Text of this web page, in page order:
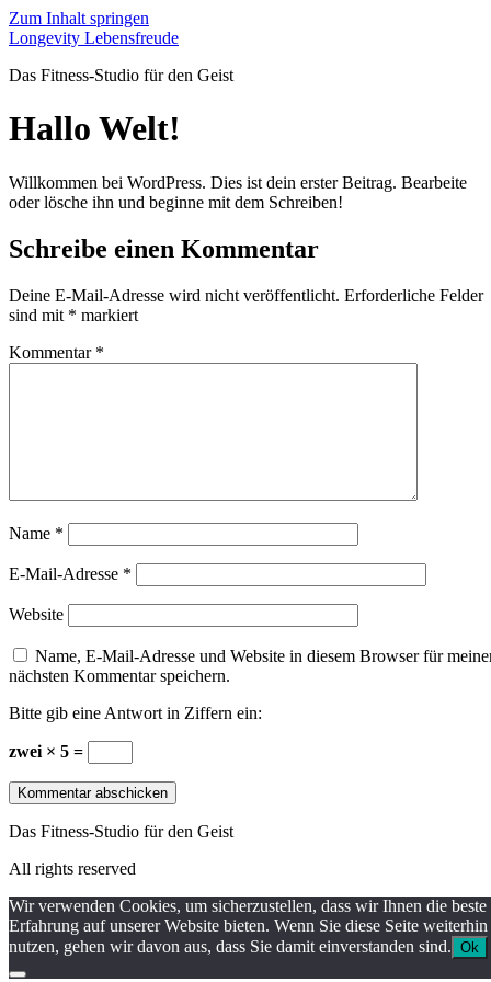
Zum Inhalt springen
Longevity Lebensfreude
Das Fitness-Studio für den Geist
Hallo Welt!
Willkommen bei WordPress. Dies ist dein erster Beitrag. Bearbeite
oder lösche ihn und beginne mit dem Schreiben!
Schreibe einen Kommentar
Deine E-Mail-Adresse wird nicht veröffentlicht. Erforderliche Felder
sind mit * markiert
Kommentar *
Name *
E-Mail-Adresse *
Website
Name, E-Mail-Adresse und Website in diesem Browser für
nächsten Kommentar speichern.
Bitte gib eine Antwort in Ziffern ein:
zwei × 5 =
Das Fitness-Studio für den Geist
All rights reserved
Wir verwenden Cookies, um sicherzustellen, dass wir Ihnen die beste
Erfahrung auf unserer Website bieten. Wenn Sie diese Seite weiterhin
nutzen, gehen wir davon aus, dass Sie damit einverstanden sind. Ok